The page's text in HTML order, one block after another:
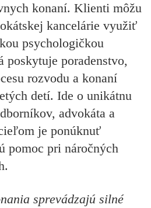
konaní. Klienti môžu
kancelárie využiť
psychologičkou
poradenstvo,
rozvodu a konaní
detí. Ide o unikátnu
advokáta a
je ponúknuť
pomoc pri náročných
sprevádzajú silné